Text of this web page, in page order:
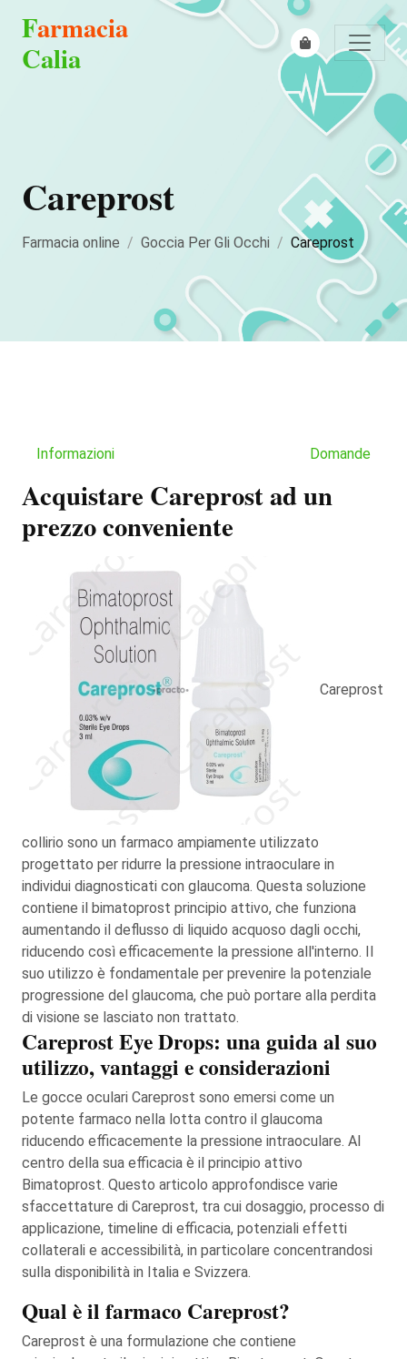
Farmacia
Calia
Careprost
Farmacia online Goccia Per Gli Occhi Careprost
Informazioni Domande
Acquistare Careprost ad un
prezzo conveniente
Careprost
collirio sono un farmaco ampiamente utilizzato
progettato per ridurre la pressione intraoculare in
individui diagnosticati con glaucoma. Questa soluzione
contiene il bimatoprost principio attivo, che funziona
aumentando il deflusso di liquido acquoso dagli occhi,
riducendo così efficacemente la pressione all'interno. Il
suo utilizzo è fondamentale per prevenire la potenziale
progressione del glaucoma, che può portare alla perdita
di visione se lasciato non trattato.
Careprost Eye Drops: una guida al suo
utilizzo, vantaggi e considerazioni
Le gocce oculari Careprost sono emersi come un
potente farmaco nella lotta contro il glaucoma
riducendo efficacemente la pressione intraoculare. Al
centro della sua efficacia è il principio attivo
Bimatoprost. Questo articolo approfondisce varie
sfaccettature di Careprost, tra cui dosaggio, processo di
applicazione, timeline di efficacia, potenziali effetti
collaterali e accessibilità, in particolare concentrandosi
sulla disponibilità in Italia e Svizzera.
Qual è il farmaco Careprost?
Careprost è una formulazione che contiene